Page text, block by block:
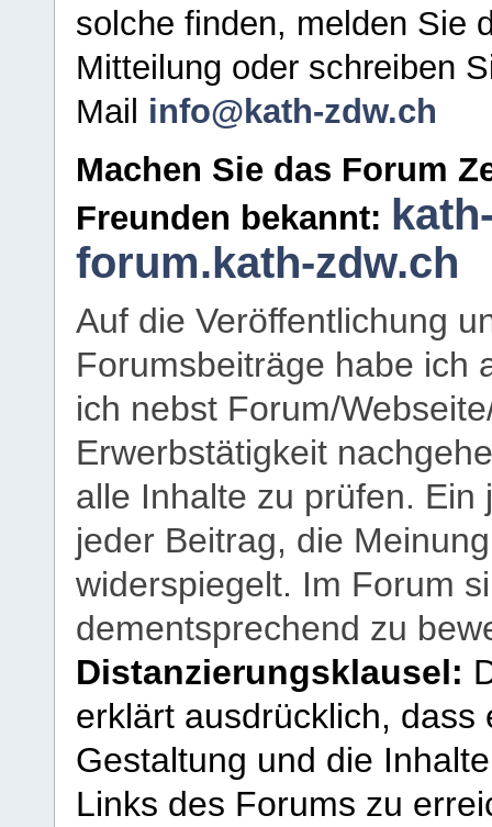
solche finden, melden Sie
Mitteilung oder schreiben
Mail info@kath-zdw.ch
Machen Sie das Forum
Freunden bekannt:
forum.kath-zdw.ch
Auf die Veröffentlichung
Forumsbeiträge habe ich
ich nebst Forum/
Erwerbstätigkeit
alle Inhalte zu prüfen.
jeder Beitrag, die
widerspiegelt. Im Forum
dementsprechend zu
Distanzierungsklausel:
erklärt ausdrücklich,
Gestaltung und die
Links des Forums zu